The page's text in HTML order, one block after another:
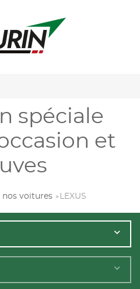
spéciale
et
nos voitures LEXUS